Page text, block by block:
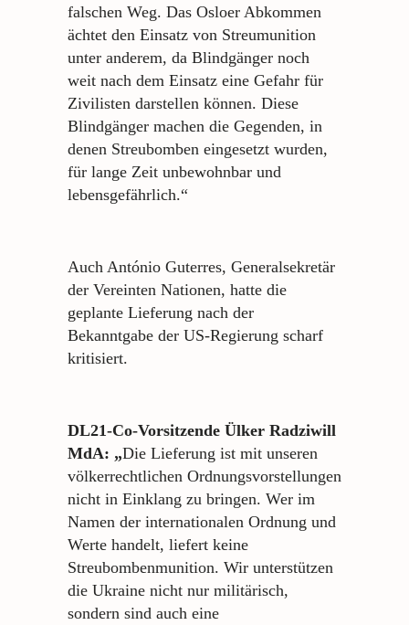
falschen Weg. Das Osloer Abkommen
ächtet den Einsatz von Streumunition
unter anderem, da Blindgänger noch
weit nach dem Einsatz eine Gefahr für
Zivilisten darstellen können. Diese
Blindgänger machen die Gegenden, in
denen Streubomben eingesetzt wurden,
für lange Zeit unbewohnbar und
lebensgefährlich.“
Auch António Guterres, Generalsekretär
der Vereinten Nationen, hatte die
geplante Lieferung nach der
Bekanntgabe der US-Regierung scharf
kritisiert.
DL21-Co-Vorsitzende Ülker Radziwill
MdA: „Die Lieferung ist mit unseren
völkerrechtlichen Ordnungsvorstellungen
nicht in Einklang zu bringen. Wer im
Namen der internationalen Ordnung und
Werte handelt, liefert keine
Streubombenmunition. Wir unterstützen
die Ukraine nicht nur militärisch,
sondern sind auch eine